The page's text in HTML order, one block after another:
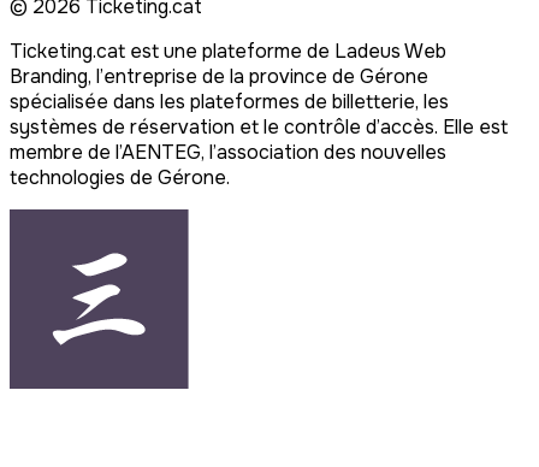
© 2026 Ticketing.cat
Ticketing.cat est une plateforme de Ladeus Web
Branding, l’entreprise de la province de Gérone
spécialisée dans les plateformes de billetterie, les
systèmes de réservation et le contrôle d’accès. Elle est
membre de l’AENTEG, l’association des nouvelles
technologies de Gérone.